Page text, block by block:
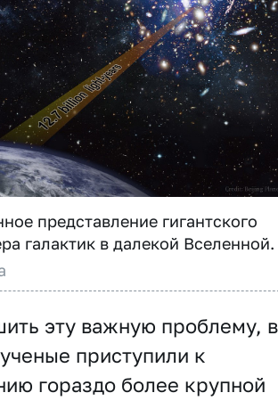
представление гигантского
галактик в далекой Вселенной.
эту важную проблему, в
приступили к
гораздо более крупной